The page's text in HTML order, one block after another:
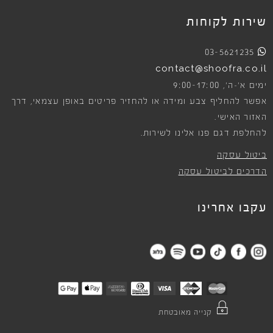
שירות לקוחות
03-5621235
contact@shoofra.co.il
ימים א׳-ה׳, 9:00-17:00
אפשר להחליף צבע ומידה או להחזיר פריטים באופן עצמאי, דרך
האזור האישי.
להחלפת דגם פנו אלינו לשירות.
ביטול עסקה
הדרכים לביטול עסקה
עקבו אחרינו
קנייה מאובטחת